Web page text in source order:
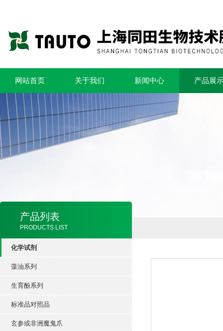
网站首页 关于我们 新闻中心 产品展
产品列表
PRODUCTS LIST
化学试剂
藻油系列
生育酚系列
标准品对照品
玄参或非洲魔鬼爪